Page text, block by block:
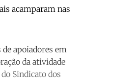
acamparam nas
apoiadores em
da atividade
Sindicato dos